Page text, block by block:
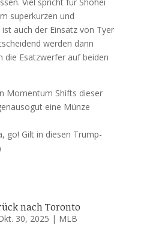
superkurzen und
auch der Einsatz von Tyer
werden dann
die Esatzwerfer auf beiden
Momentum Shifts dieser
eine Münze
go! Gilt in diesen Trump-
nach Toronto
30, 2025 | MLB